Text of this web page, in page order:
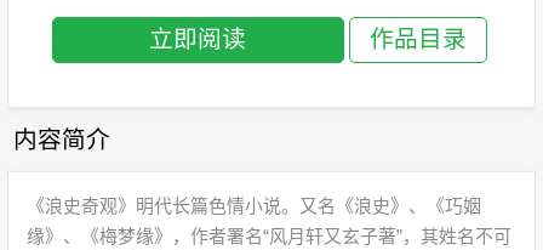
立即阅读 作品目录
内容简介
《浪史奇观》明代长篇色情小说。又名《浪史》、《巧姻
缘》、《梅梦缘》，作者署名“风月轩又玄子著”，其姓名不可